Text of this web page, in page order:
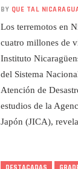
BY QUE TAL
Los terremotos en
cuatro millones de
Instituto
del Sistema
Atención de
estudios de la
Japón (JICA),